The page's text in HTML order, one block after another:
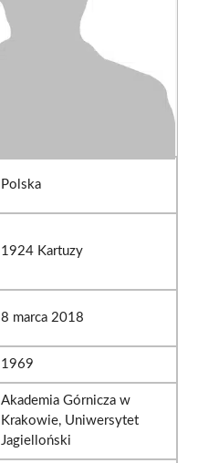
Polska
1924 Kartuzy
8 marca 2018
1969
Akademia Górnicza w
Krakowie, Uniwersytet
Jagielloński